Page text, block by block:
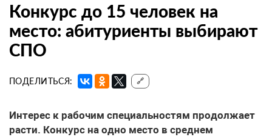
Конкурс до 15 человек на
место: абитуриенты выбирают
СПО
ПОДЕЛИТЬСЯ: 🔗
Интерес к рабочим специальностям продолжает
расти. Конкурс на одно место в среднем